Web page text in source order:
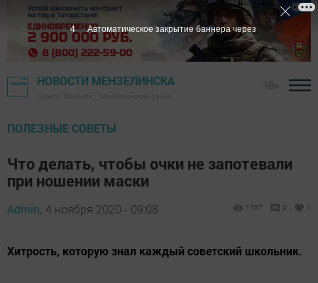
НОВОСТИ МЕНЗЕЛИНСКА
ПОЛЕЗНЫЕ СОВЕТЫ
Что делать, чтобы очки не запотевали
при ношении маски
Admin, 4 ноября 2020 - 09:08 1767 0 1
Хитрость, которую знал каждый советский школьник.
3 Автоматическое закрытие баннера через